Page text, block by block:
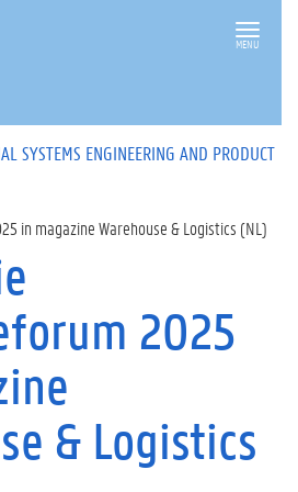
MENU
SYSTEMS ENGINEERING AND PRODUCT
in magazine Warehouse & Logistics (NL)
2025
& Logistics